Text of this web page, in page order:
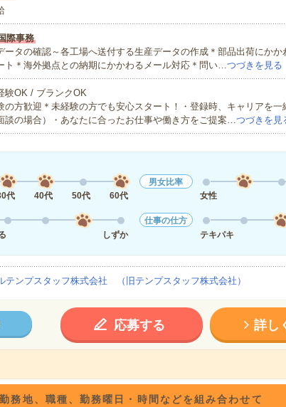
際事務
ータの確認～各工場へ送付する生産データの作成＊部品出荷にかか
ト＊海外拠点との納期にかかわるメール対応＊問い… つづきを見る
験OK / ブランクOK
の方歓迎＊未経験の方でも安心スタート！・登録時、キャリアを一
談の場合）・あなたに合ったお仕事や働き方をご提案… つづきを見
代 40代 50代 60代
男女比率
女性
しずか
仕事の仕方
テキパキ
テンプスタッフ株式会社 （旧テンプスタッフ株式会社）
応募する 詳し
勤務地、職種、勤務曜日・時間などを組み合わせて